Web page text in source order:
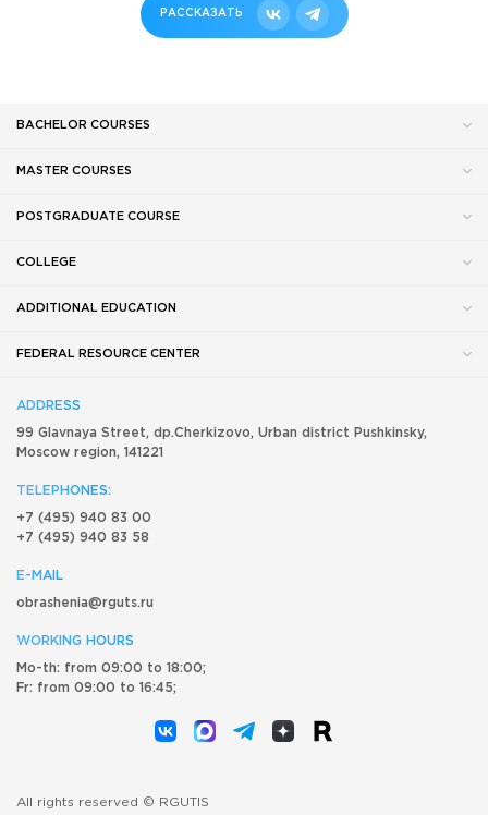
РАССКАЗАТЬ
BACHELOR COURSES
MASTER COURSES
POSTGRADUATE COURSE
COLLEGE
ADDITIONAL EDUCATION
FEDERAL RESOURCE CENTER
ADDRESS
99 Glavnaya Street, dp.Cherkizovo, Urban district Pushkinsky,
Moscow region, 141221
TELEPHONES:
+7 (495) 940 83 00
+7 (495) 940 83 58
E-MAIL
obrashenia@rguts.ru
WORKING HOURS
Mo-th: from 09:00 to 18:00;
Fr: from 09:00 to 16:45;
All rights reserved © RGUTIS